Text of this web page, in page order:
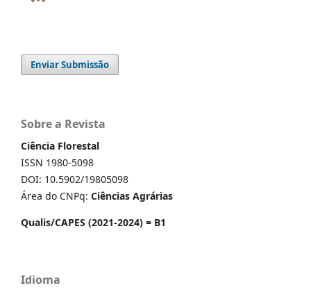
Enviar Submissão
Sobre a Revista
Ciência Florestal
ISSN 1980-5098
DOI: 10.5902/19805098
Área do CNPq: Ciências Agrárias
Qualis/CAPES (2021-2024) = B1
Idioma